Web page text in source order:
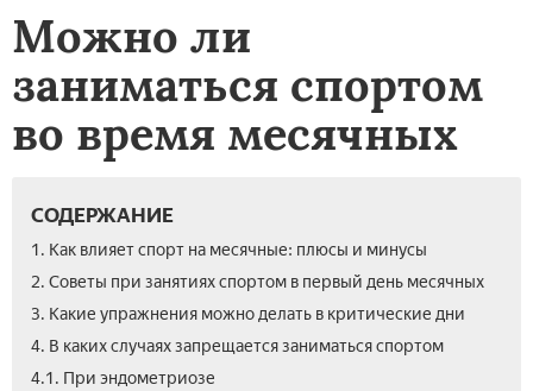
Можно ли
заниматься спортом
во время месячных
СОДЕРЖАНИЕ
1. Как влияет спорт на месячные: плюсы и минусы
2. Советы при занятиях спортом в первый день месячных
3. Какие упражнения можно делать в критические дни
4. В каких случаях запрещается заниматься спортом
4.1. При эндометриозе